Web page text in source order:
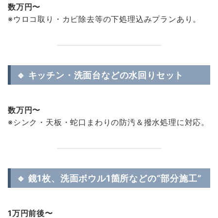
数万円〜
※ウロコ取り・カビ除去等の下処理込みプランあり。
🔹 キッチン・洗面台などの水回りセット
数万円〜
※シンク・天板・蛇口まわりの防汚＆撥水処理に対応。
🔹 鏡1枚、洗面ボウル1箇所などの“部分施工”
1万円前後〜